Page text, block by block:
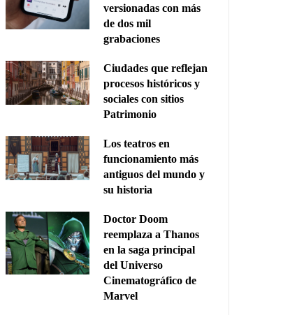
versionadas con más
de dos mil
grabaciones
Ciudades que reflejan
procesos históricos y
sociales con sitios
Patrimonio
Los teatros en
funcionamiento más
antiguos del mundo y
su historia
Doctor Doom
reemplaza a Thanos
en la saga principal
del Universo
Cinematográfico de
Marvel